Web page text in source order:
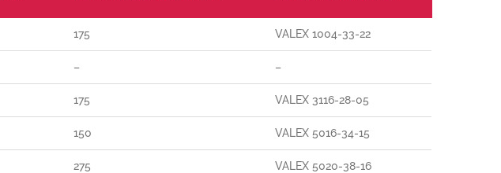
175 VALEX 1004-33-22
– –
175 VALEX 3116-28-05
150 VALEX 5016-34-15
275 VALEX 5020-38-16